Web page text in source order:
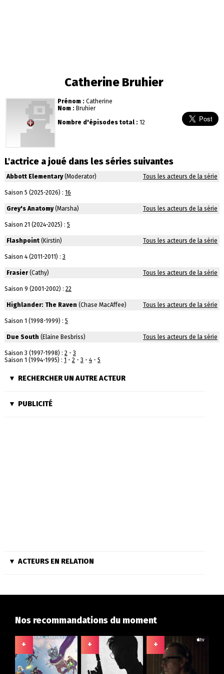
Catherine Bruhier
Prénom : Catherine
Nom : Bruhier
Nombre d'épisodes total : 12
L'actrice a joué dans les séries suivantes
Abbott Elementary(Moderator) Tous les acteurs de la série
Saison 5 (2025-2026) : 16
Grey's Anatomy(Marsha) Tous les acteurs de la série
Saison 21 (2024-2025) : 5
Flashpoint(Kirstin) Tous les acteurs de la série
Saison 4 (2011-2011) : 3
Frasier(Cathy) Tous les acteurs de la série
Saison 9 (2001-2002) : 22
Highlander: The Raven (Chase MacAffee) Tous les acteurs de la série
Saison 1 (1998-1999) : 5
Due South (Elaine Besbriss) Tous les acteurs de la série
Saison 3 (1997-1998) : 2- 3
Saison 1 (1994-1995) : 1 - 2- 3 - 4- 5
RECHERCHER UN AUTRE ACTEUR
PUBLICITÉ
ACTEURS EN RELATION
Nos recommandations du moment
+ + +